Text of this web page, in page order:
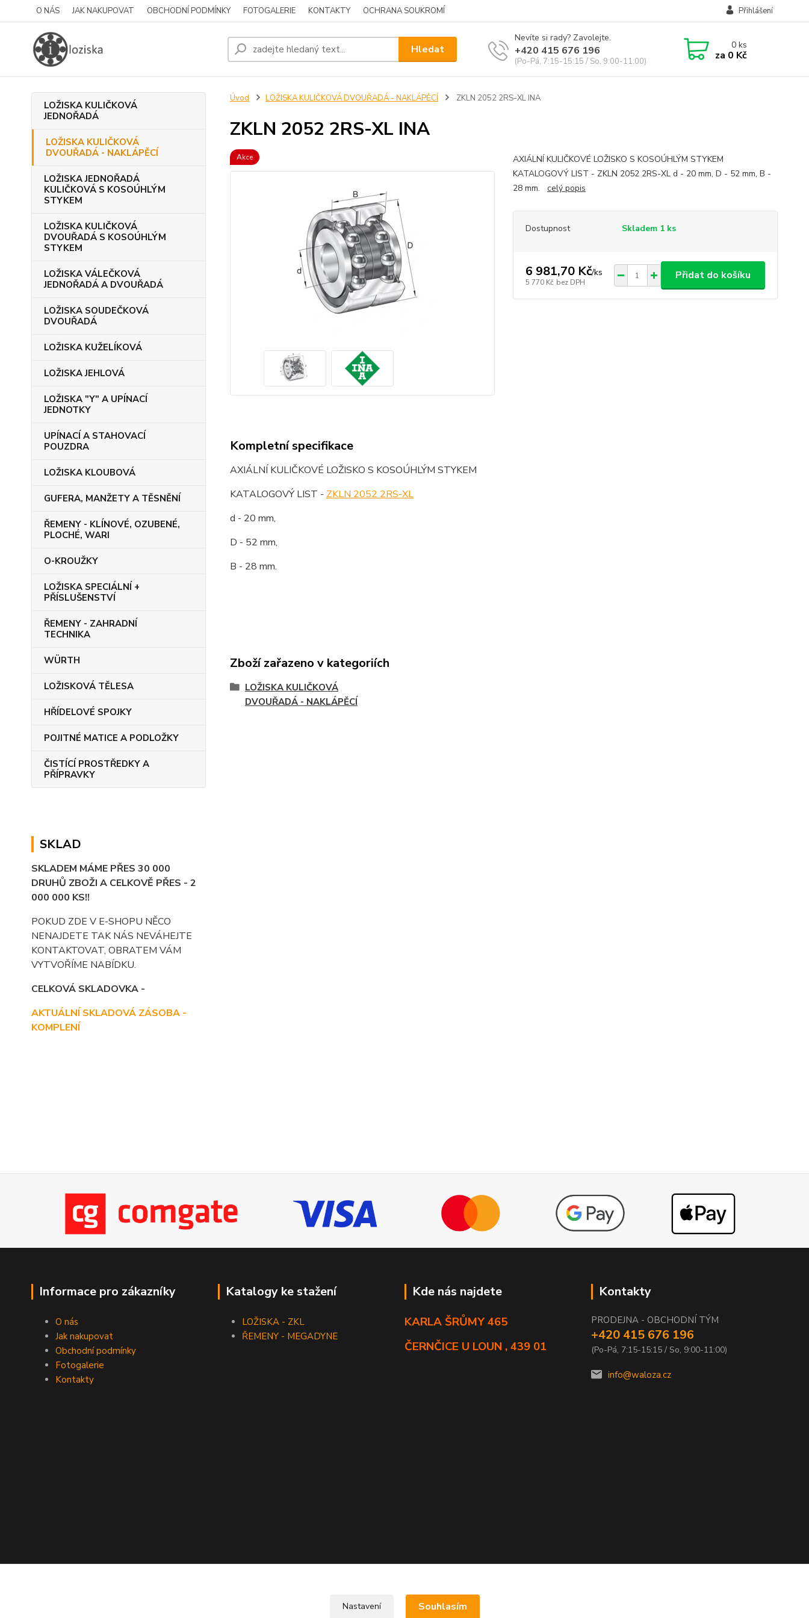
O NÁS JAK NAKUPOVAT OBCHODNÍ PODMÍNKY FOTOGALERIE KONTAKTY OCHRANA SOUKROMÍ Přihlášení
Hledat
Nevíte si rady? Zavolejte.
+420 415 676 196
(Po-Pá, 7:15-15:15 / So, 9:00-11:00)
0ks
za 0 Kč
LOŽISKA KULIČKOVÁ
JEDNOŘADÁ
LOŽISKA KULIČKOVÁ
DVOUŘADÁ - NAKLÁPĚCÍ
LOŽISKA JEDNOŘADÁ
KULIČKOVÁ S KOSOÚHLÝM
STYKEM
LOŽISKA KULIČKOVÁ
DVOUŘADÁ S KOSOÚHLÝM
STYKEM
LOŽISKA VÁLEČKOVÁ
JEDNOŘADÁ A DVOUŘADÁ
LOŽISKA SOUDEČKOVÁ
DVOUŘADÁ
LOŽISKA KUŽELÍKOVÁ
LOŽISKA JEHLOVÁ
LOŽISKA "Y" A UPÍNACÍ
JEDNOTKY
UPÍNACÍ A STAHOVACÍ
POUZDRA
LOŽISKA KLOUBOVÁ
GUFERA, MANŽETY A TĚSNĚNÍ
ŘEMENY - KLÍNOVÉ, OZUBENÉ,
PLOCHÉ, WARI
O-KROUŽKY
LOŽISKA SPECIÁLNÍ +
PŘÍSLUŠENSTVÍ
ŘEMENY - ZAHRADNÍ
TECHNIKA
WÜRTH
LOŽISKOVÁ TĚLESA
HŘÍDELOVÉ SPOJKY
POJITNÉ MATICE A PODLOŽKY
ČISTÍCÍ PROSTŘEDKY A
PŘÍPRAVKY
SKLAD
SKLADEM MÁME PŘES 30 000
DRUHŮ ZBOŽI A CELKOVĚ PŘES - 2
000 000 KS!!
POKUD ZDE V E-SHOPU NĚCO
NENAJDETE TAK NÁS NEVÁHEJTE
KONTAKTOVAT, OBRATEM VÁM
VYTVOŘÍME NABÍDKU.
CELKOVÁ SKLADOVKA -
AKTUÁLNÍ SKLADOVÁ ZÁSOBA -
KOMPLENÍ
Úvod LOŽISKA KULIČKOVÁ DVOUŘADÁ - NAKLÁPĚCÍ ZKLN 2052 2RS-XL INA
ZKLN 2052 2RS-XL INA
Akce
AXIÁLNÍ KULIČKOVÉ LOŽISKO S KOSOÚHLÝM STYKEM
KATALOGOVÝ LIST - ZKLN 2052 2RS-XL d - 20 mm, D - 52 mm, B -
28 mm. celý popis
Dostupnost Skladem 1 ks
6 981,70 Kč/ks
5 770 Kč bez DPH
Přidat do košíku
Kompletní specifikace
AXIÁLNÍ KULIČKOVÉ LOŽISKO S KOSOÚHLÝM STYKEM
KATALOGOVÝ LIST - ZKLN 2052 2RS-XL
d - 20 mm,
D - 52 mm,
B - 28 mm.
Zboží zařazeno v kategoriích
LOŽISKA KULIČKOVÁ
DVOUŘADÁ - NAKLÁPĚCÍ
Informace pro zákazníky
O nás
Jak nakupovat
Obchodní podmínky
Fotogalerie
Kontakty
Katalogy ke stažení
LOŽISKA - ZKL
ŘEMENY - MEGADYNE
Kde nás najdete
KARLA ŠRŮMY 465
ČERNČICE U LOUN , 439 01
Kontakty
PRODEJNA - OBCHODNÍ TÝM
+420 415 676 196
(Po-Pá, 7:15-15:15 / So, 9:00-11:00)
info@waloza.cz
Nastavení Souhlasím